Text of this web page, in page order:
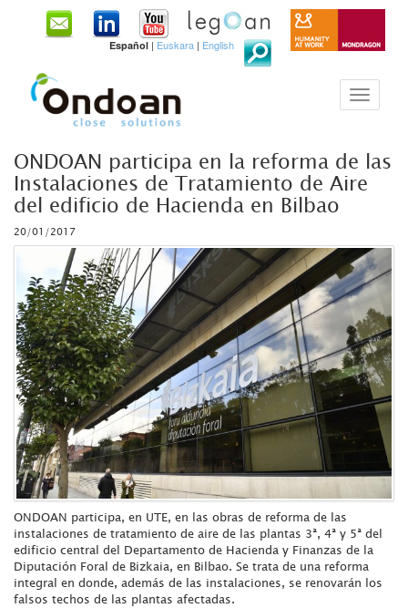
Español | Euskara | English
ONDOAN participa en la reforma de las
Instalaciones de Tratamiento de Aire
del edificio de Hacienda en Bilbao
20/01/2017
ONDOAN participa, en UTE, en las obras de reforma de las
instalaciones de tratamiento de aire de las plantas 3ª, 4ª y 5ª del
edificio central del Departamento de Hacienda y Finanzas de la
Diputación Foral de Bizkaia, en Bilbao. Se trata de una reforma
integral en donde, además de las instalaciones, se renovarán los
falsos techos de las plantas afectadas.